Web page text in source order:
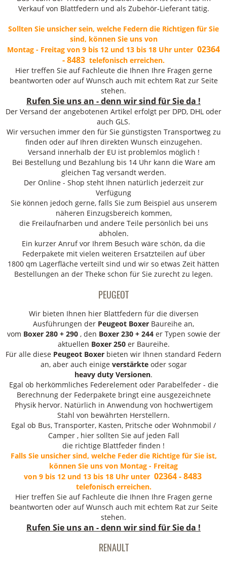
Verkauf von Blattfedern und als Zubehör-Lieferant tätig.
Sollten Sie unsicher sein, welche Federn die Richtigen für Sie
sind, können Sie uns von
Montag - Freitag von 9 bis 12 und 13 bis 18 Uhr unter 02364
- 8483 telefonisch erreichen.
Hier treffen Sie auf Fachleute die Ihnen Ihre Fragen gerne
beantworten oder auf Wunsch auch mit echtem Rat zur Seite
stehen.
Rufen Sie uns an - denn wir sind für Sie da !
Der Versand der angebotenen Artikel erfolgt per DPD, DHL oder
auch GLS.
Wir versuchen immer den für Sie günstigsten Transportweg zu
finden oder auf Ihren direkten Wunsch einzugehen.
Versand innerhalb der EU ist problemlos möglich !
Bei Bestellung und Bezahlung bis 14 Uhr kann die Ware am
gleichen Tag versandt werden.
Der Online - Shop steht Ihnen natürlich jederzeit zur
Verfügung
Sie können jedoch gerne, falls Sie zum Beispiel aus unserem
näheren Einzugsbereich kommen,
die Freilaufnarben und andere Teile persönlich bei uns
abholen.
Ein kurzer Anruf vor Ihrem Besuch wäre schön, da die
Federpakete mit vielen weiteren Ersatzteilen auf über
1800 qm Lagerfläche verteilt sind und wir so etwas Zeit hätten
Bestellungen an der Theke schon für Sie zurecht zu legen.
PEUGEOT
Wir bieten Ihnen hier Blattfedern für die diversen
Ausführungen der Peugeot Boxer Baureihe an,
vom Boxer 280 + 290, den Boxer 230 + 244er Typen sowie der
aktuellen Boxer 250er Baureihe.
Für alle diese Peugeot Boxer bieten wir Ihnen standard Federn
an, aber auch einige verstärkteoder sogar
heavy duty Versionen.
Egal ob herkömmliches Federelement oder Parabelfeder - die
Berechnung der Federpakete bringt eine ausgezeichnete
Physik hervor. Natürlich in Anwendung von hochwertigem
Stahl von bewährten Herstellern.
Egal ob Bus, Transporter, Kasten, Pritsche oder Wohnmobil /
Camper , hier sollten Sie auf jeden Fall
die richtige Blattfeder finden !
Falls Sie unsicher sind, welche Feder die Richtige für Sie ist,
können Sie uns von Montag - Freitag
von 9 bis 12 und 13 bis 18 Uhr unter 02364 - 8483
telefonisch erreichen.
Hier treffen Sie auf Fachleute die Ihnen Ihre Fragen gerne
beantworten oder auf Wunsch auch mit echtem Rat zur Seite
stehen.
Rufen Sie uns an - denn wir sind für Sie da !
RENAULT